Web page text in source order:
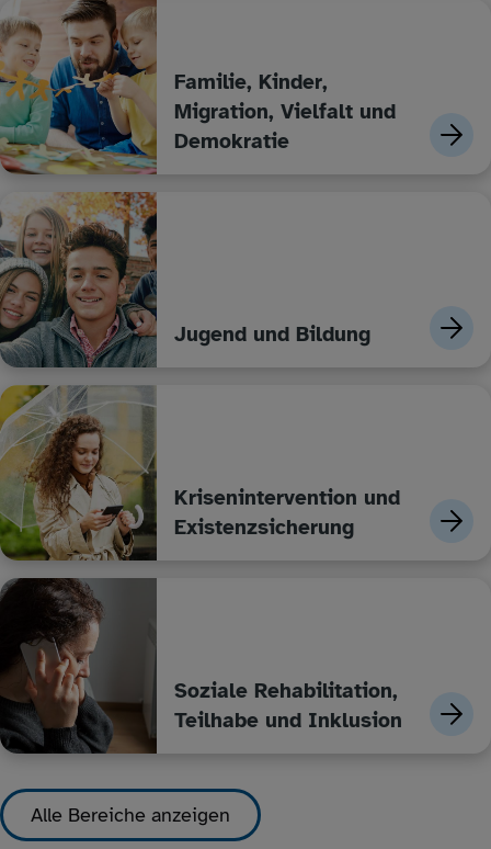
Familie, Kinder,
Migration, Vielfalt und
Demokratie
Jugend und Bildung
Krisenintervention und
Existenzsicherung
Soziale Rehabilitation,
Teilhabe und Inklusion
Alle Bereiche anzeigen